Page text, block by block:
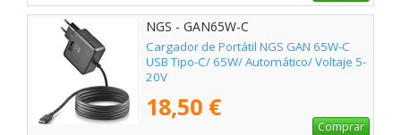
NGS - GAN65W-C
Cargador de Portátil NGS GAN 65W-C
USB Tipo-C/ 65W/ Automático/ Voltaje 5-
20V
18,50 €
Comprar